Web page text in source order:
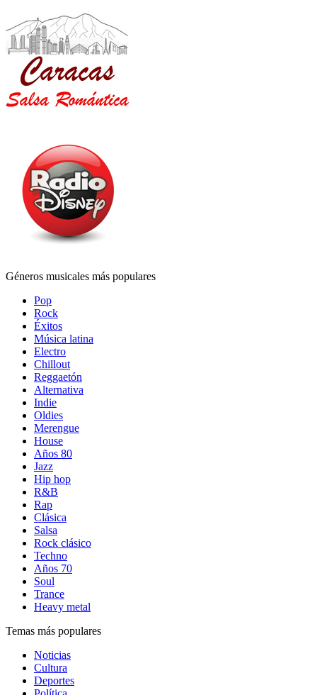
Géneros musicales más populares
Pop
Rock
Éxitos
Música latina
Electro
Chillout
Reggaetón
Alternativa
Indie
Oldies
Merengue
House
Años 80
Jazz
Hip hop
R&B
Rap
Clásica
Salsa
Rock clásico
Techno
Años 70
Soul
Trance
Heavy metal
Temas más populares
Noticias
Cultura
Deportes